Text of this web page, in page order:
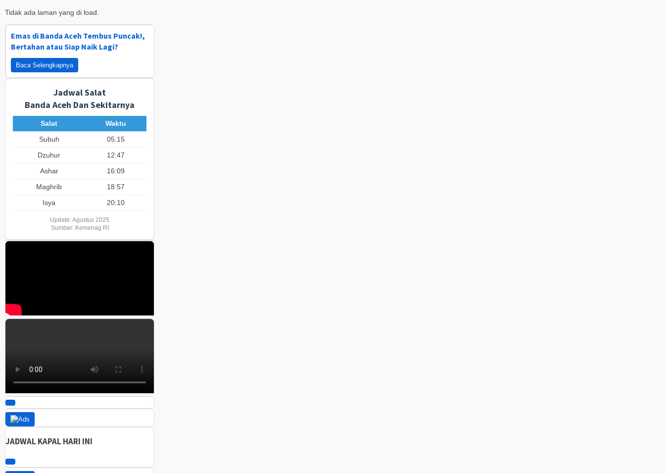
Tidak ada laman yang di load.
Emas di Banda Aceh Tembus Puncak!,
Bertahan atau Siap Naik Lagi?
Baca Selengkapnya
Jadwal Salat
Banda Aceh Dan Sekitarnya
Salat
Waktu
Subuh
05:15
Dzuhur
12:47
Ashar
16:09
Maghrib
18:57
Isya
20:10
Update: Agustus 2025
Sumber: Kemenag RI
JADWAL KAPAL HARI INI